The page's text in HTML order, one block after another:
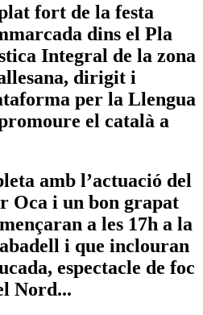
fort de la festa
dins el Pla
Integral de la zona
dirigit i
per la Llengua
el català a
amb l’actuació del
Oca i un bon grapat
a les 17h a la
i que inclouran
espectacle de foc
Nord...